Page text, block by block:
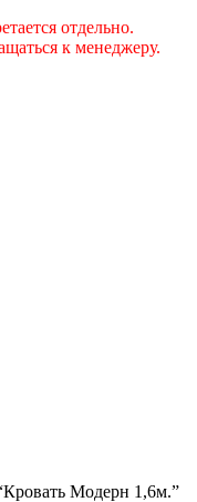
отдельно.
к менеджеру.
Модерн 1,6м.”